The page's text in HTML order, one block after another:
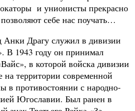
и унионисты прекрасно
себе нас поучать…
Анки Драгу служил в дивизии
В 1943 году он принимал
в которой войска дивизии
на территории современной
в противостоянии с народно-
Югославии. Был ранен в